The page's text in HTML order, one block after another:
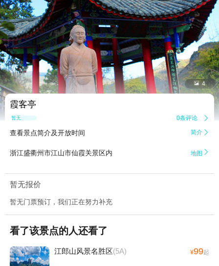
 4
霞客亭
暂无点评 0条评论 
查看景点简介及开放时间 简介 
浙江盛衢州市江山市仙霞关景区内 地图 
暂无报价
暂无门票预订，我们正在努力补充
看了该景点的人还看了
江郎山风景名胜区(5A) ¥99起
